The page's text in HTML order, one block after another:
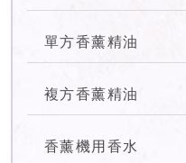
單方香薰精油
複方香薰精油
香薰機用香水